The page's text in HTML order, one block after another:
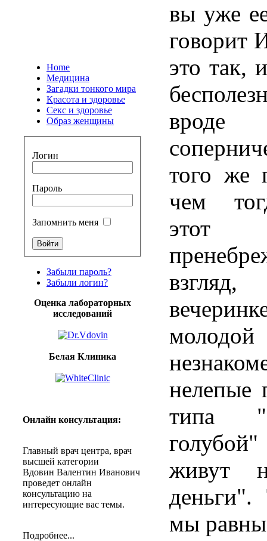
Home
Медицина
Загадки тонкого мира
Красота и здоровье
Секс и здоровье
Образ женщины
Логин
Пароль
Запомнить меня
Забыли пароль?
Забыли логин?
Оценка лабораторных
исследований
Белая Клиника
Онлайн консультация:
Главный врач центра, врач
высшей категории
Вдовин Валентин Иванович
проведет онлайн
консультацию на
интересующие вас темы.
Подробнее...
вы уже
говорит
это так,
вроде
того же
чем
этот
нелепые
типа
живут
деньги".
мы